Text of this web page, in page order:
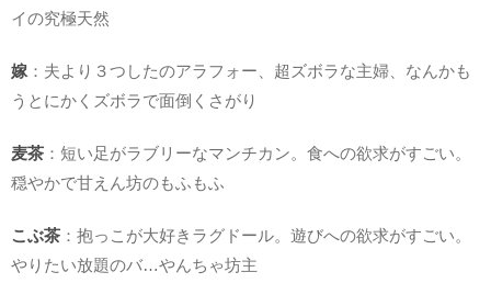
イの究極天然
嫁 ：夫より３つしたのアラフォー、超ズボラな主婦、なんかも
うとにかくズボラで面倒くさがり
麦茶 ：短い足がラブリーなマンチカン。食への欲求がすごい。
穏やかで甘えん坊のもふもふ
こぶ茶 ：抱っこが大好きラグドール。遊びへの欲求がすごい。
やりたい放題のバ…やんちゃ坊主